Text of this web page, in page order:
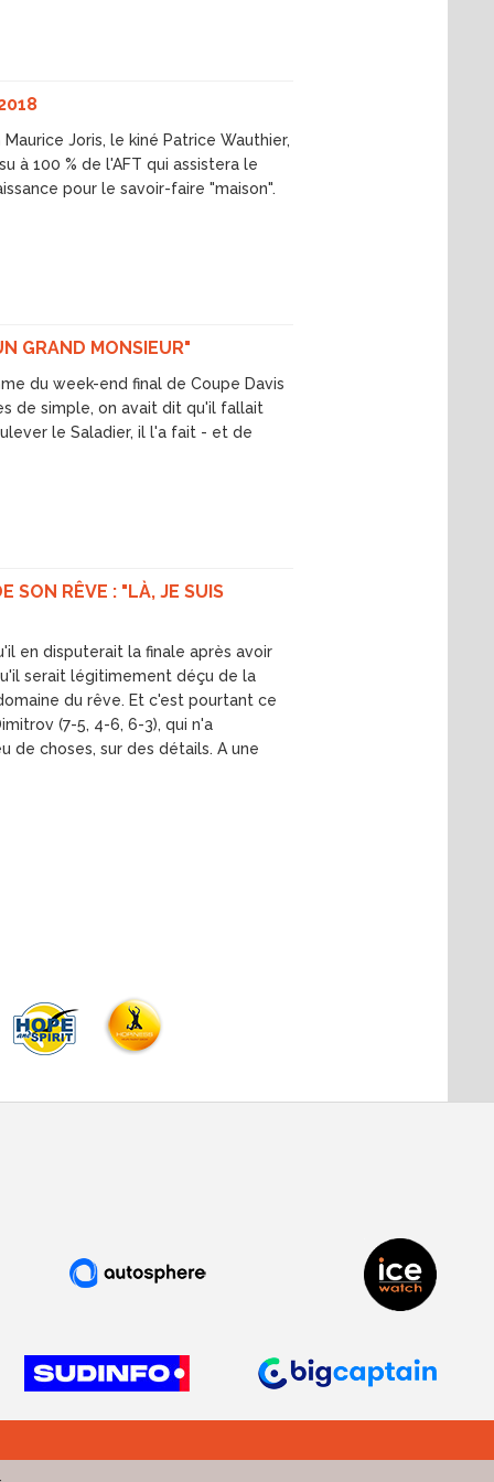
Joris, le kiné Patrice Wauthier,
à 100 % de l'AFT qui assistera le
pour le savoir-faire "maison".
GRAND MONSIEUR"
du week-end final de Coupe Davis
de simple, on avait dit qu'il fallait
le Saladier, il l'a fait - et de
SON RÊVE : "LÀ, JE SUIS
en disputerait la finale après avoir
serait légitimement déçu de la
du rêve. Et c'est pourtant ce
(7-5, 4-6, 6-3), qui n'a
de choses, sur des détails. A une